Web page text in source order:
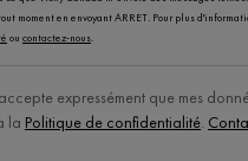
moment en envoyant ARRET. Pour plus
ou contactez-nous.
expressément que mes
la Politique de confidentialité.